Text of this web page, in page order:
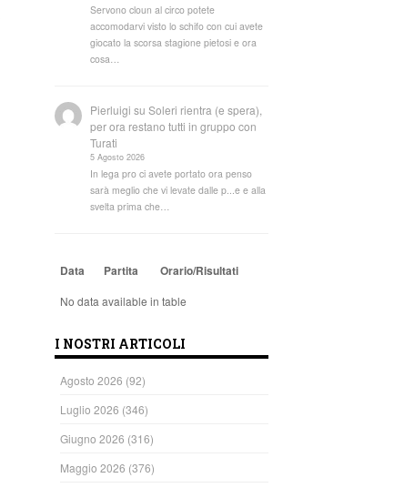
Servono cloun al circo potete
accomodarvi visto lo schifo con cui avete
giocato la scorsa stagione pietosi e ora
cosa…
Pierluigi suSoleri rientra (e spera),
per ora restano tutti in gruppo con
Turati
5 Agosto 2026
In lega pro ci avete portato ora penso
sarà meglio che vi levate dalle p...e e alla
svelta prima che…
Data Partita Orario/Risultati
No data available in table
I NOSTRI ARTICOLI
Agosto 2026 (92)
Luglio 2026 (346)
Giugno 2026 (316)
Maggio 2026 (376)